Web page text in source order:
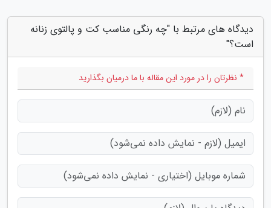
دیدگاه های مرتبط با "چه رنگی مناسب کت و پالتوی زنانه
است؟"
* نظرتان را در مورد این مقاله با ما درمیان بگذارید